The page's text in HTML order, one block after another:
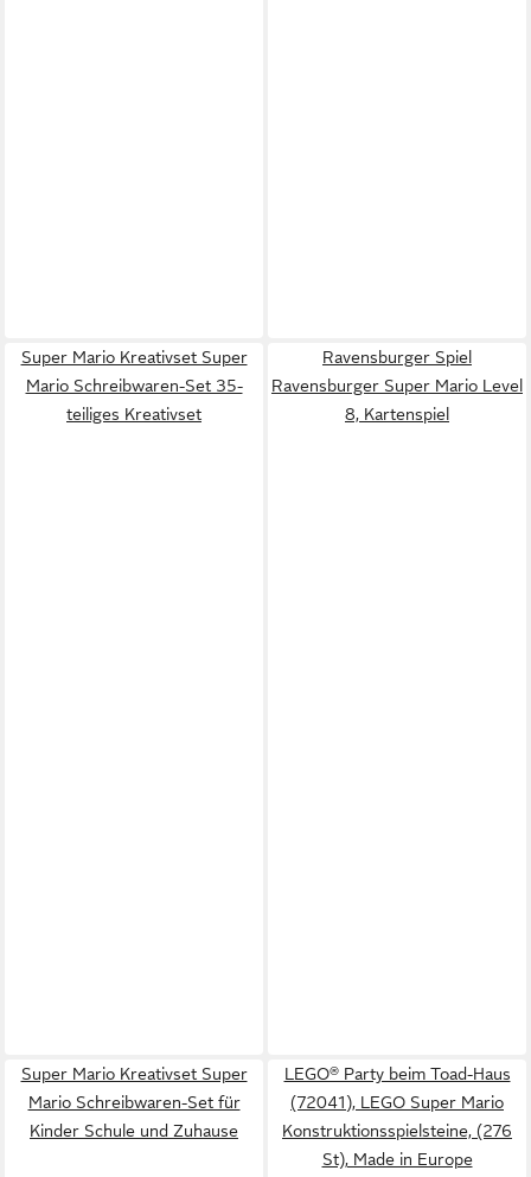
Super Mario Kreativset Super
Mario Schreibwaren-Set 35-
teiliges Kreativset
Ravensburger Spiel
Ravensburger Super Mario Level
8, Kartenspiel
Super Mario Kreativset Super
Mario Schreibwaren-Set für
Kinder Schule und Zuhause
LEGO® Party beim Toad-Haus
(72041), LEGO Super Mario
Konstruktionsspielsteine, (276
St), Made in Europe